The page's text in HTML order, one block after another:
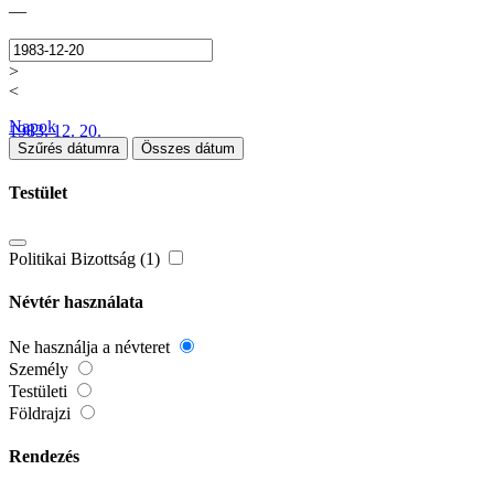
—
>
<
1983. 12. 20.
Napok
Szűrés dátumra Összes dátum
Testület
Politikai Bizottság (1)
Névtér használata
Ne használja a névteret
Személy
Testületi
Földrajzi
Rendezés